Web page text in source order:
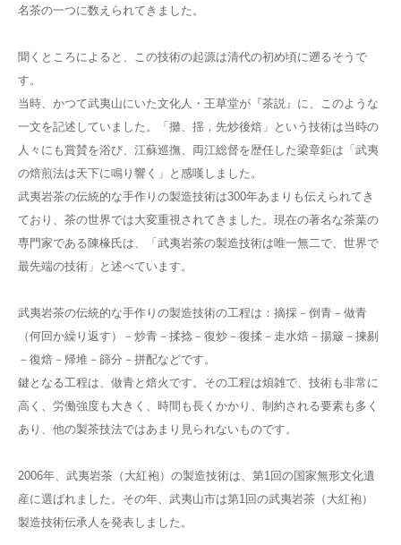
名茶の一つに数えられてきました。
聞くところによると、この技術の起源は清代の初め頃に遡るそうで
す。
当時、かつて武夷山にいた文化人・王草堂が『茶説』に、このような
一文を記述していました。「攤、揺，先炒後焙」という技術は当時の
人々にも賞賛を浴び、江蘇巡撫、両江総督を歴任した梁章鉅は「武夷
の焙煎法は天下に鳴り響く」と感嘆しました。
武夷岩茶の伝統的な手作りの製造技術は300年あまりも伝えられてき
ており、茶の世界では大変重視されてきました。現在の著名な茶葉の
専門家である陳椽氏は、「武夷岩茶の製造技術は唯一無二で、世界で
最先端の技術」と述べています。
武夷岩茶の伝統的な手作りの製造技術の工程は：摘採－倒青－做青
（何回か繰り返す）－炒青－揉捻－復炒－復揉－走水焙－揚簸－揀剔
－復焙－帰堆－篩分－拼配などです。
鍵となる工程は、做青と焙火です。その工程は煩雑で、技術も非常に
高く、労働強度も大きく、時間も長くかかり、制約される要素も多く
あり、他の製茶技法ではあまり見られないものです。
2006年、武夷岩茶（大紅袍）の製造技術は、第1回の国家無形文化遺
産に選ばれました。その年、武夷山市は第1回の武夷岩茶（大紅袍）
製造技術伝承人を発表しました。